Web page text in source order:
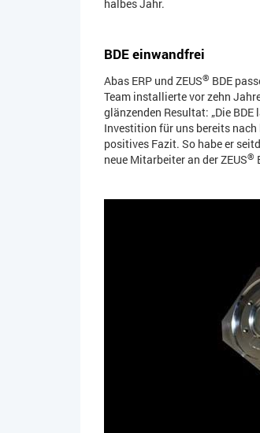
halbes Jahr.
BDE einwandfrei
Abas ERP und ZEUS® BDE
Team installierte vor zehn
glänzenden Resultat: „Die
Investition für uns bereits nach
positives Fazit. So habe er
neue Mitarbeiter an der ZEUS®